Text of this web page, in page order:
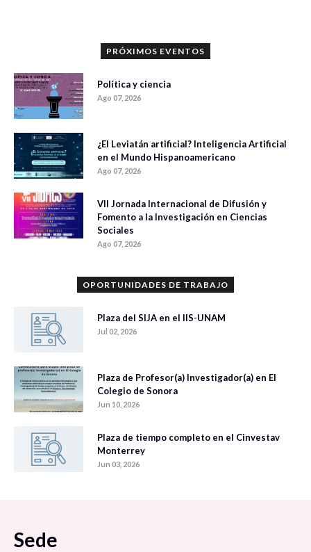
PRÓXIMOS EVENTOS
Política y ciencia
Ago 07, 2026
¿El Leviatán artificial? Inteligencia Artificial
en el Mundo Hispanoamericano
Ago 07, 2026
VII Jornada Internacional de Difusión y
Fomento a la Investigación en Ciencias
Sociales
Ago 07, 2026
OPORTUNIDADES DE TRABAJO
Plaza del SIJA en el IIS-UNAM
Jul 02, 2026
Plaza de Profesor(a) Investigador(a) en El
Colegio de Sonora
Jun 10, 2026
Plaza de tiempo completo en el Cinvestav
Monterrey
Jun 03, 2026
Sede